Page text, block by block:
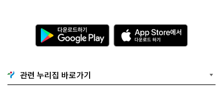
다
운
로
기
G
o
A
p
p
e
관련 누리집 바로가기